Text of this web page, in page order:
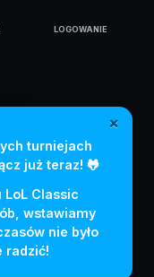
LOGOWANIE
×
turniejach
już teraz! 🐸
LoL Classic
wstawiamy
nie było
radzić!